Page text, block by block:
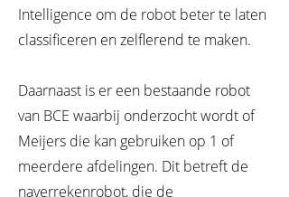
Intelligence om de robot beter te laten
classificeren en zelflerend te maken.
Daarnaast is er een bestaande robot
van BCE waarbij onderzocht wordt of
Meijers die kan gebruiken op 1 of
meerdere afdelingen. Dit betreft de
naverrekenrobot, die de